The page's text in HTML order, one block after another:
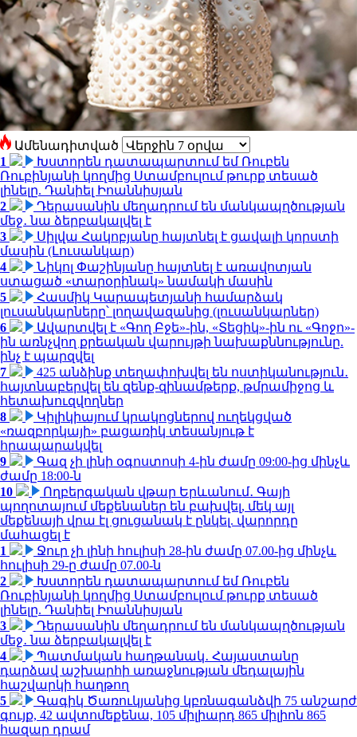
Ամենադիտված
1
Խստորեն դատապարտում եմ Ռուբեն
Ռուբինյանի կողմից Ստամբուլում թուրք տեսած
լինելը. Դանիել Իոաննիսյան
2
Դերասանին մեղադրում են մանկապղծության
մեջ․ նա ձերբակալվել է
3
Սիլվա Հակոբյանը հայտնել է ցավալի կորստի
մասին (Լուսանկար)
4
Նիկոլ Փաշինյանը հայտնել է առավոտյան
ստացած «տարօրինակ» նամակի մասին
5
Հասմիկ Կարապետյանի համարձակ
լուսանկարները՝ լողավազանից (լուսանկարներ)
6
Ավարտվել է «Գող Բջե»-ին, «Տեցիկ»-ին ու «Գոջո»-
ին առնչվող քրեական վարույթի նախաքննությունը.
ինչ է պարզվել
7
425 անձինք տեղափոխվել են ոստիկանություն․
հայտնաբերվել են զենք-զինամթերք, թմրամիջոց և
հետախուզվողներ
8
Կիլիկիայում կրակոցներով ուղեկցված
«ռազբորկայի» բացառիկ տեսանյութ է
հրապարակվել
9
Գազ չի լինի օգոստոսի 4-ին ժամը 09:00-ից մինչև
ժամը 18:00-ն
10
Ողբերգական վթար Երևանում․ Գայի
պողոտայում մեքենաներ են բախվել, մեկ այլ
մեքենայի վրա էլ ցուցանակ է ընկել. վարորդը
մահացել է
1
Ջուր չի լինի հուլիսի 28-ին ժամը 07.00-ից մինչև
հուլիսի 29-ը ժամը 07.00-ն
2
Խստորեն դատապարտում եմ Ռուբեն
Ռուբինյանի կողմից Ստամբուլում թուրք տեսած
լինելը. Դանիել Իոաննիսյան
3
Դերասանին մեղադրում են մանկապղծության
մեջ․ նա ձերբակալվել է
4
Պատմական հաղթանակ․ Հայաստանը
դարձավ աշխարհի առաջնության մեդալային
հաշվարկի հաղթող
5
Գագիկ Ծառուկյանից կբռնագանձվի 75 անշարժ
գույք, 42 ավտոմեքենա, 105 միլիարդ 865 միլիոն 865
հազար դրամ